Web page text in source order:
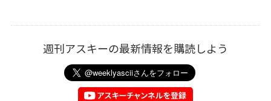
週刊アスキーの最新情報を購読しよう